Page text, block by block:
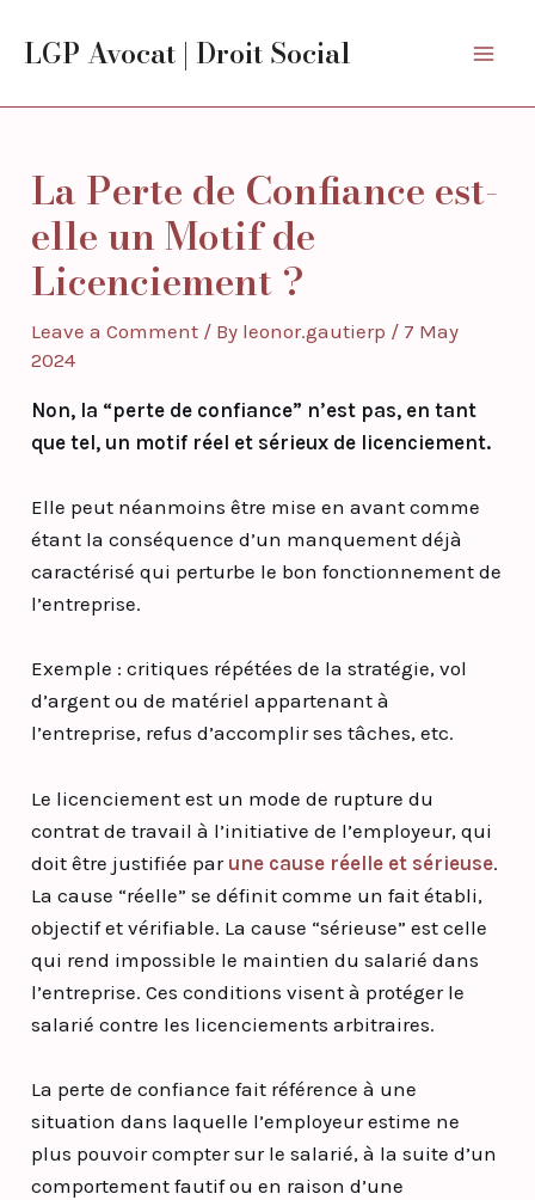
LGP Avocat | Droit Social
La Perte de Confiance est-
elle un Motif de
Licenciement ?
Leave a Comment / By leonor.gautierp / 7 May
2024
Non, la “perte de confiance” n’est pas, en tant
que tel, un motif réel et sérieux de licenciement.
Elle peut néanmoins être mise en avant comme
étant la conséquence d’un manquement déjà
caractérisé qui perturbe le bon fonctionnement de
l’entreprise.
Exemple : critiques répétées de la stratégie, vol
d’argent ou de matériel appartenant à
l’entreprise, refus d’accomplir ses tâches, etc.
Le licenciement est un mode de rupture du
contrat de travail à l’initiative de l’employeur, qui
doit être justifiée par une cause réelle et sérieuse.
La cause “réelle” se définit comme un fait établi,
objectif et vérifiable. La cause “sérieuse” est celle
qui rend impossible le maintien du salarié dans
l’entreprise. Ces conditions visent à protéger le
salarié contre les licenciements arbitraires.
La perte de confiance fait référence à une
situation dans laquelle l’employeur estime ne
plus pouvoir compter sur le salarié, à la suite d’un
comportement fautif ou en raison d’une
navigation